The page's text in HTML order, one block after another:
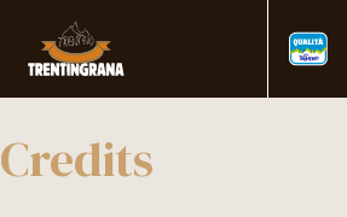
Credits